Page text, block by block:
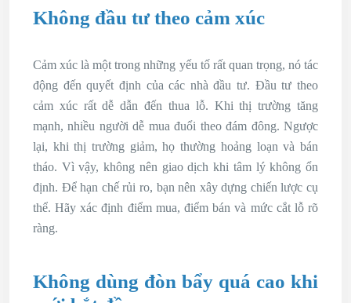
Không đầu tư theo cảm xúc
Cảm xúc là một trong những yếu tố rất quan trọng, nó tác
động đến quyết định của các nhà đầu tư. Đầu tư theo
cảm xúc rất dễ dẫn đến thua lỗ. Khi thị trường tăng
mạnh, nhiều người dễ mua đuổi theo đám đông. Ngược
lại, khi thị trường giảm, họ thường hoảng loạn và bán
tháo. Vì vậy, không nên giao dịch khi tâm lý không ổn
định. Để hạn chế rủi ro, bạn nên xây dựng chiến lược cụ
thể. Hãy xác định điểm mua, điểm bán và mức cắt lỗ rõ
ràng.
Không dùng đòn bẩy quá cao khi